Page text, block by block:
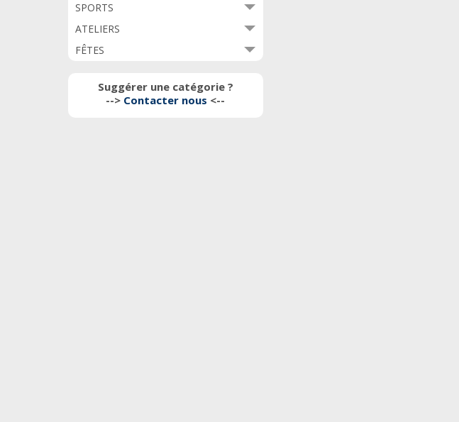
SPORTS
ATELIERS
FÊTES
Suggérer une catégorie ?
--> Contacter nous <--